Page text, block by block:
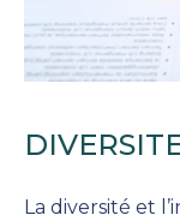
La diversité et